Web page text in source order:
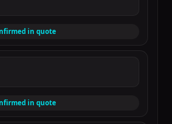
in quote
in quote